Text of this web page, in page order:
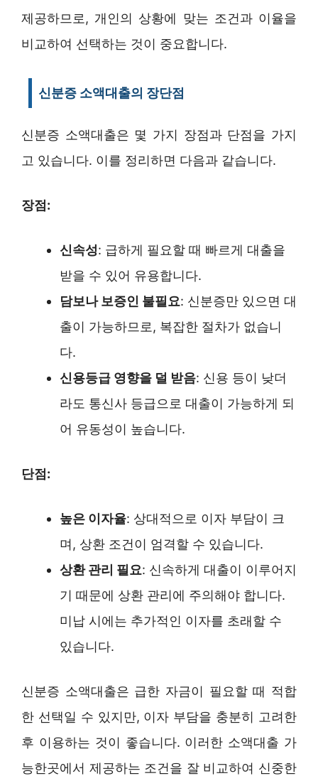
제공하므로, 개인의 상황에 맞는 조건과 이율을
비교하여 선택하는 것이 중요합니다.
신분증 소액대출의 장단점
신분증 소액대출은 몇 가지 장점과 단점을 가지
고 있습니다. 이를 정리하면 다음과 같습니다.
장점:
신속성: 급하게 필요할 때 빠르게 대출을
받을 수 있어 유용합니다.
담보나 보증인 불필요: 신분증만 있으면 대
출이 가능하므로, 복잡한 절차가 없습니
다.
신용등급 영향을 덜 받음: 신용 등이 낮더
라도 통신사 등급으로 대출이 가능하게 되
어 유동성이 높습니다.
단점:
높은 이자율: 상대적으로 이자 부담이 크
며, 상환 조건이 엄격할 수 있습니다.
상환 관리 필요: 신속하게 대출이 이루어지
기 때문에 상환 관리에 주의해야 합니다.
미납 시에는 추가적인 이자를 초래할 수
있습니다.
신분증 소액대출은 급한 자금이 필요할 때 적합
한 선택일 수 있지만, 이자 부담을 충분히 고려한
후 이용하는 것이 좋습니다. 이러한 소액대출 가
능한곳에서 제공하는 조건을 잘 비교하여 신중한